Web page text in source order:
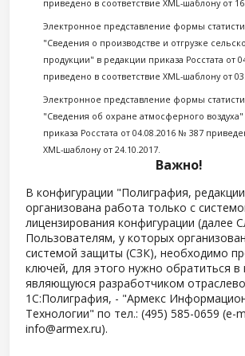
приведено в соответствие XML-шаблону от
Электронное представление формы
"Сведения о производстве и отгрузке
продукции" в редакции приказа Росстата от
приведено в соответствие XML-шаблону от
Электронное представление формы
"Сведения об охране атмосферного
приказа Росстата от 04.08.2016 № 387
XML-шаблону от 24.10.2017.
Важно!
В конфигурации "Полиграфия,
организована работа только с
лицензирования конфигурации (далее
Пользователям, у которых
системой защиты (СЗК), необходимо
ключей, для этого нужно обратиться
являющуюся разработчиком
1С:Полиграфия, - "Армекс
Технологии" по тел.: (495) 585-0659 (е-
info@armex.ru).